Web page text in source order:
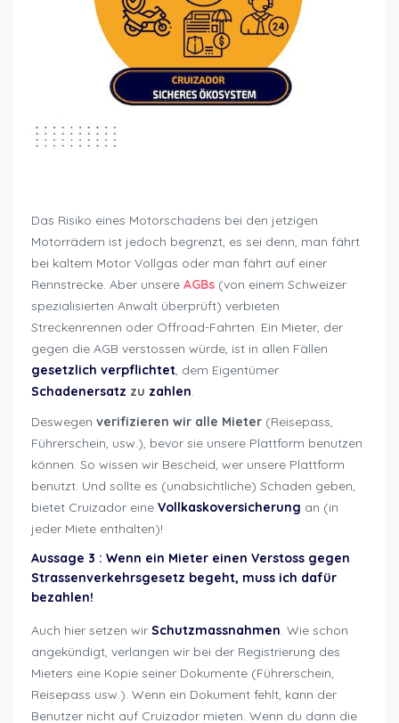
Das Risiko eines Motorschadens bei den jetzigen
Motorrädern ist jedoch begrenzt, es sei denn, man fährt
bei kaltem Motor Vollgas oder man fährt auf einer
Rennstrecke. Aber unsere AGBs (von einem Schweizer
spezialisierten Anwalt überprüft) verbieten
Streckenrennen oder Offroad-Fahrten. Ein Mieter, der
gegen die AGB verstossen würde, ist in allen Fällen
gesetzlich verpflichtet, dem Eigentümer
Schadenersatz zu zahlen.
Deswegen verifizieren wir alle Mieter (Reisepass,
Führerschein, usw.), bevor sie unsere Plattform benutzen
können. So wissen wir Bescheid, wer unsere Plattform
benutzt. Und sollte es (unabsichtliche) Schaden geben,
bietet Cruizador eine Vollkaskoversicherung an (in
jeder Miete enthalten)!
Aussage 3 : Wenn ein Mieter einen Verstoss gegen
Strassenverkehrsgesetz begeht, muss ich dafür
bezahlen!
Auch hier setzen wir Schutzmassnahmen. Wie schon
angekündigt, verlangen wir bei der Registrierung des
Mieters eine Kopie seiner Dokumente (Führerschein,
Reisepass usw.). Wenn ein Dokument fehlt, kann der
Benutzer nicht auf Cruizador mieten. Wenn du dann die